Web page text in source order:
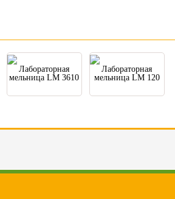
Лабораторная
мельница LM 3610
Лабораторная
мельница LM 120